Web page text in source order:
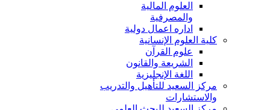
العلوم المالية
والمصرفية
اداره اعمال دولية
كلية العلوم الإنسانية
علوم القرآن
الشريعة والقانون
اللغة الإنجليزية
مركز السعيد للتأهيل والتدريب
والاستشارات